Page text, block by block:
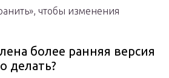
чтобы изменения
более ранняя версия
делать?